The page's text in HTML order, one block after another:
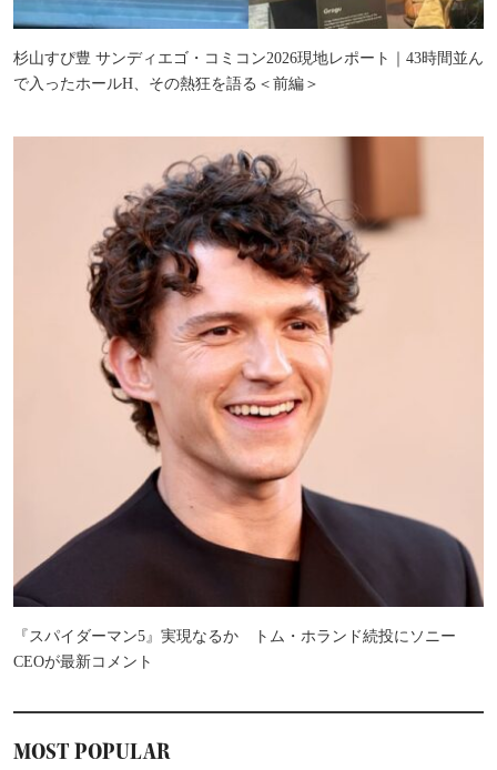
杉山すぴ豊 サンディエゴ・コミコン2026現地レポート｜43時間並ん
で入ったホールH、その熱狂を語る＜前編＞
『スパイダーマン5』実現なるか トム・ホランド続投にソニー
CEOが最新コメント
MOST POPULAR